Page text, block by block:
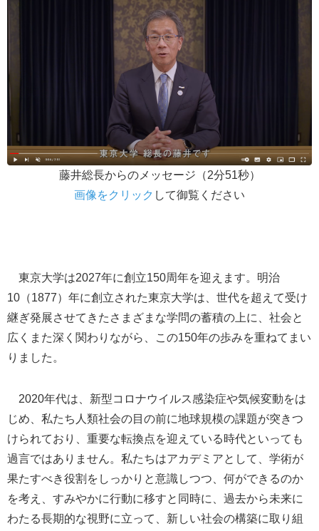
藤井総長からのメッセージ（2分51秒）
画像をクリック して御覧ください
東京大学は2027年に創立150周年を迎えます。明治
10（1877）年に創立された東京大学は、世代を超えて受け
継ぎ発展させてきたさまざまな学問の蓄積の上に、社会と
広くまた深く関わりながら、この150年の歩みを重ねてまい
りました。
2020年代は、新型コロナウイルス感染症や気候変動をは
じめ、私たち人類社会の目の前に地球規模の課題が突きつ
けられており、重要な転換点を迎えている時代といっても
過言ではありません。私たちはアカデミアとして、学術が
果たすべき役割をしっかりと意識しつつ、何ができるのか
を考え、すみやかに行動に移すと同時に、過去から未来に
わたる長期的な視野に立って、新しい社会の構築に取り組